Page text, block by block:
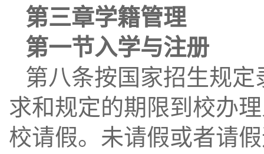
第三章学籍管理
第一节入学与注册
第八条按国家招生规
求和规定的期限到校办
校请假。未请假或者请